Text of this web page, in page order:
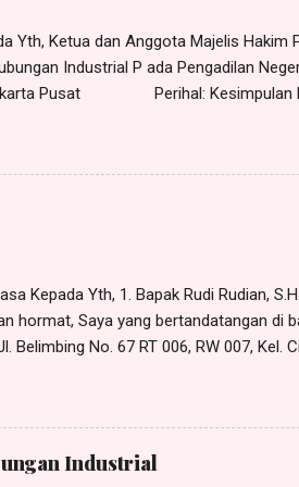
Yth, Ketua dan Anggota Majelis Hakim
Industrial P ada Pengadilan
Pusat Perihal: Kesimpulan
, beralamat di Jl. Al - Akbar
para Penggugat, dalam hal ini Rudi
p erkara Nomor xx /Pdt.Sus-PHI/
yang menjadi pokok permasalaha n
Kepada Yth, 1. Bapak Rudi Rudian,
hormat, Saya yang bertandatangan di
Belimbing No. 67 RT 006, RW 007, Kel.
1. Rudi Rudian; 2. Dina Dinaan; 3.
5 Jakarta Timur, dengan ini saya
surat pencabutan kuasa ini maka
Rudi Rudian, S.H., M.H., Ibu Dina
Industrial